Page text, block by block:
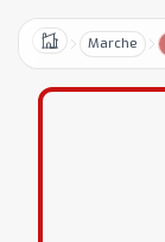
HomeMarche